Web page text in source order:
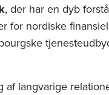
, der har en dyb
nordiske
af langvarige